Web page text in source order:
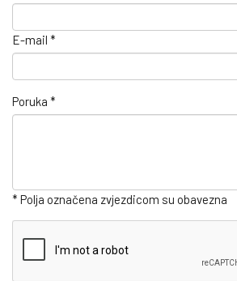
E-mail *
Poruka *
* Polja označena zvjezdicom su obavezna